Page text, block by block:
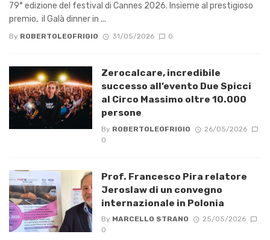
79° edizione del festival di Cannes 2026. Insieme al prestigioso
premio, il Galà dinner in ...
By ROBERTOLEOFRIGIO 31/05/2026 0
Zerocalcare, incredibile
successo all’evento Due Spicci
al Circo Massimo oltre 10.000
persone
By ROBERTOLEOFRIGIO
26/05/2026
0
Prof. Francesco Pira relatore
Jeroslaw di un convegno
internazionale in Polonia
By MARCELLO STRANO
25/05/2026
0